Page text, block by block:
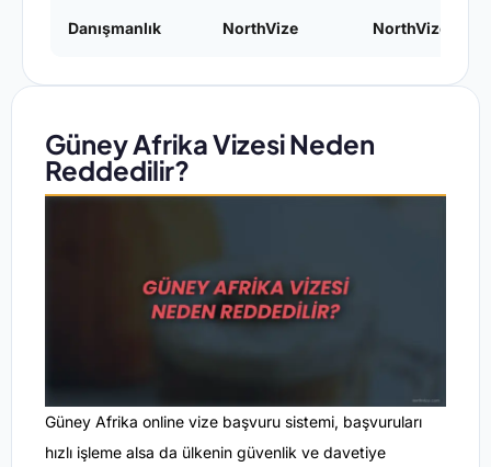
Danışmanlık NorthVize NorthVize
Güney Afrika Vizesi Neden
Reddedilir?
Güney Afrika online vize başvuru sistemi, başvuruları
hızlı işleme alsa da ülkenin güvenlik ve davetiye